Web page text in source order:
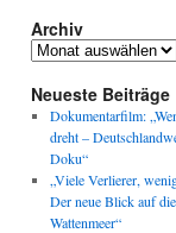
Archiv
Archiv
Neueste Beiträge
Dokumentarfilm:
dreht –
Doku“
„Viele Verlierer,
Der neue Blick auf
Wattenmeer“